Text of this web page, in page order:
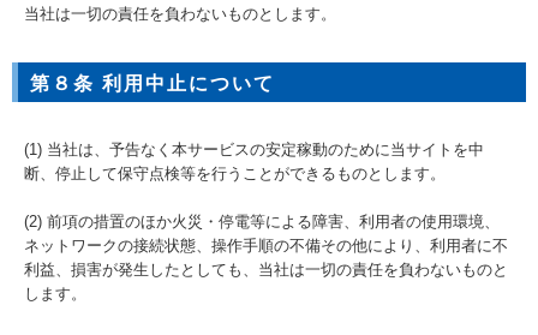
当社は一切の責任を負わないものとします。
第８条 利用中止について
(1) 当社は、予告なく本サービスの安定稼動のために当サイトを中
断、停止して保守点検等を行うことができるものとします。
(2) 前項の措置のほか火災・停電等による障害、利用者の使用環境、
ネットワークの接続状態、操作手順の不備その他により、利用者に不
利益、損害が発生したとしても、当社は一切の責任を負わないものと
します。